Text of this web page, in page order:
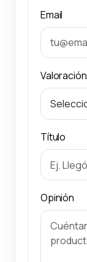
Email
Valoración
Título
Opinión